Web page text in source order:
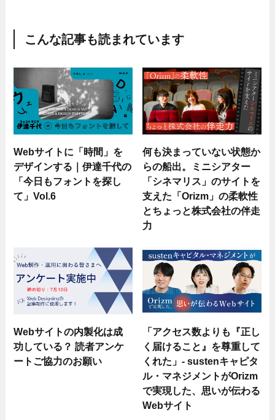
こんな記事も読まれています
Webサイトに「時間」を
デザインする｜伊達千代の
「今日もフォントを探し
て」Vol.6
何も決まっていない状態か
らの船出。ミニシアター
「シネマリス」のサイトを
支えた「Orizm」の柔軟性
とちょっと株式会社の伴走
力
Webサイトの内製化は成
功している？ 読者アンケ
ートご協力のお願い
「アクセス数よりも『正し
く届けること』を尊重して
くれた」- sustenキャピタ
ル・マネジメントがOrizm
で実現した、思いが伝わる
Webサイト